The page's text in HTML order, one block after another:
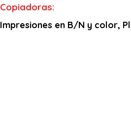
Copiadoras:
Impresiones en B/N y color,